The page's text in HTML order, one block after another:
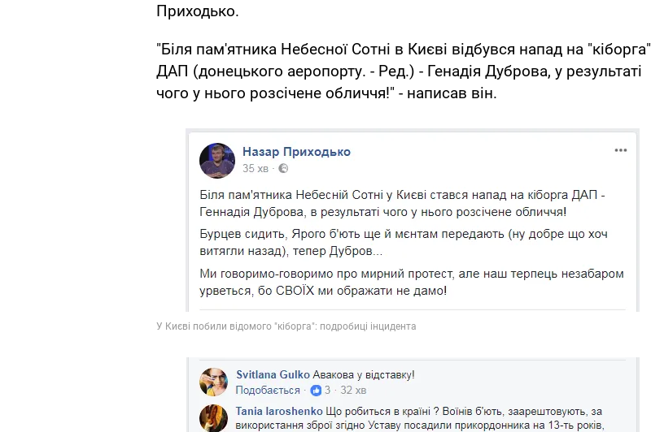
Приходько.
"Біля пам'ятника Небесної Сотні в Києві відбувся напад на "кіборга"
ДАП (донецького аеропорту. - Ред.) - Генадія Дуброва, у результаті
чого у нього розсічене обличчя!" - написав він.